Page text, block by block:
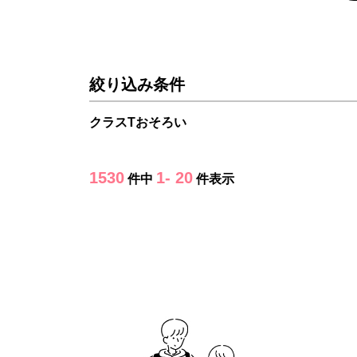
絞り込み条件
クラスTおそろい
1530 件中 1- 20 件表示